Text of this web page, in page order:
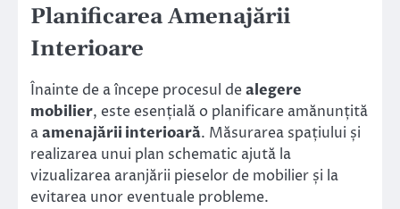
Planificarea Amenajării
Interioare
Înainte de a începe procesul dealegere
mobilier, este esențială o planificare amănunțită
aamenajării interioară. Măsurarea spațiului și
realizarea unui plan schematic ajută la
vizualizarea aranjării pieselor de mobilier și la
evitarea unor eventuale probleme.